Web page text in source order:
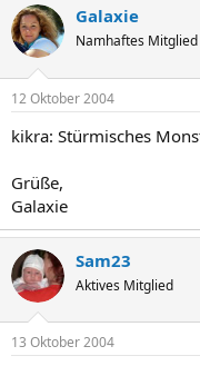
Galaxie
Namhaftes Mitglied
12 Oktober 2004
kikra: Stürmisches
Grüße,
Galaxie
Sam23
Aktives Mitglied
13 Oktober 2004